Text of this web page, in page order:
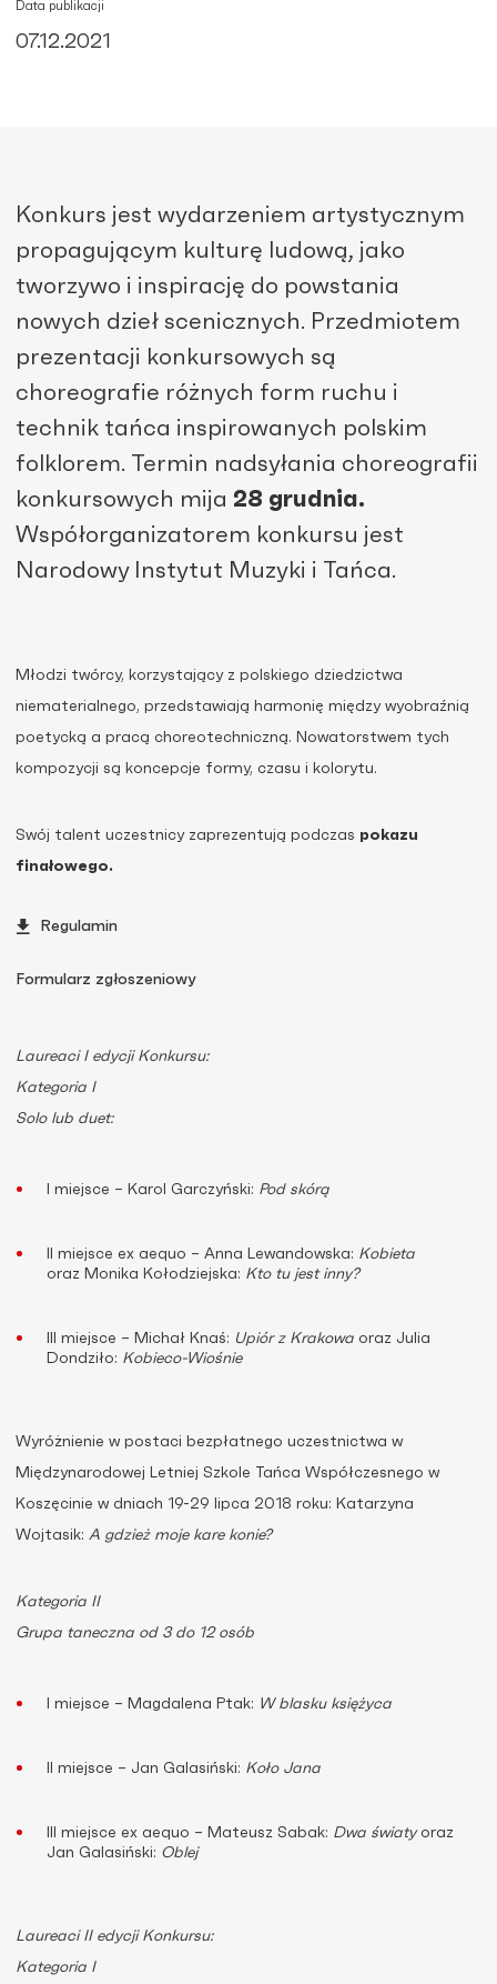
Data publikacji
07.12.2021
Konkurs jest wydarzeniem artystycznym
propagującym kulturę ludową, jako
tworzywo i inspirację do powstania
nowych dzieł scenicznych. Przedmiotem
prezentacji konkursowych są
choreografie różnych form ruchu i
technik tańca inspirowanych polskim
folklorem. Termin nadsyłania choreografii
konkursowych mija 28 grudnia.
Współorganizatorem konkursu jest
Narodowy Instytut Muzyki i Tańca.
Młodzi twórcy, korzystający z polskiego dziedzictwa
niematerialnego, przedstawiają harmonię między wyobraźnią
poetycką a pracą choreotechniczną. Nowatorstwem tych
kompozycji są koncepcje formy, czasu i kolorytu.
Swój talent uczestnicy zaprezentują podczas pokazu
finałowego.
Regulamin
Formularz zgłoszeniowy
Laureaci I edycji Konkursu:
Kategoria I
Solo lub duet:
I miejsce – Karol Garczyński: Pod skórą
II miejsce ex aequo – Anna Lewandowska: Kobieta
oraz Monika Kołodziejska: Kto tu jest inny?
III miejsce – Michał Knaś: Upiór z Krakowa oraz Julia
Dondziło: Kobieco-Wiośnie
Wyróżnienie w postaci bezpłatnego uczestnictwa w
Międzynarodowej Letniej Szkole Tańca Współczesnego w
Koszęcinie w dniach 19-29 lipca 2018 roku: Katarzyna
Wojtasik: A gdzież moje kare konie?
Kategoria II
Grupa taneczna od 3 do 12 osób
I miejsce – Magdalena Ptak: W blasku księżyca
II miejsce – Jan Galasiński: Koło Jana
III miejsce ex aequo – Mateusz Sabak: Dwa światyoraz
Jan Galasiński: Oblej
Laureaci II edycji Konkursu:
Kategoria I